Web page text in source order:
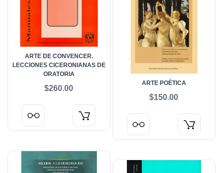
ARTE DE CONVENCER.
LECCIONES CICERONIANAS DE
ORATORIA
$260.00
ARTE POÉTICA
$150.00